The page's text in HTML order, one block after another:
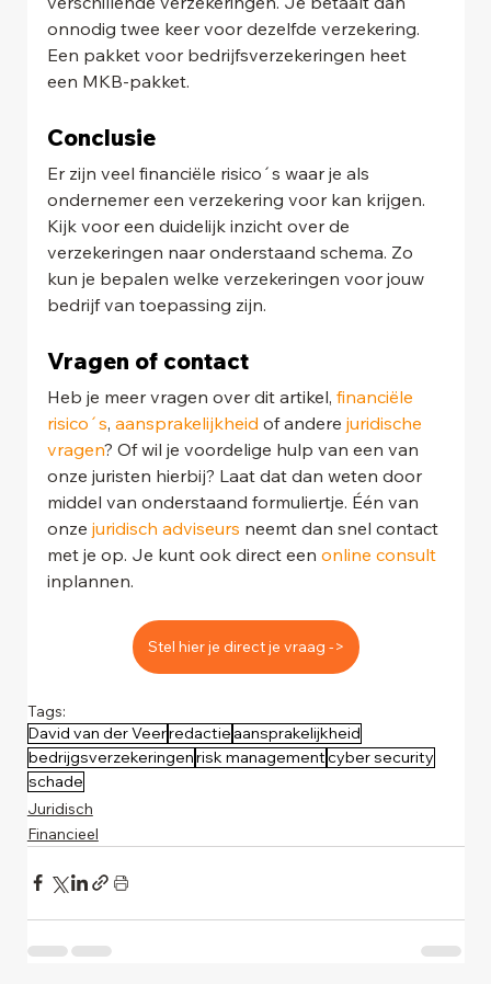
onnodig twee keer voor dezelfde verzekering.
Een pakket voor bedrijfsverzekeringen heet
een MKB-pakket.
Conclusie
Er zijn veel financiële risico´s waar je als
ondernemer een verzekering voor kan krijgen.
Kijk voor een duidelijk inzicht over de
verzekeringen naar onderstaand schema. Zo
kun je bepalen welke verzekeringen voor jouw
bedrijf van toepassing zijn.
Vragen of contact
Heb je meer vragen over dit artikel, financiële
risico´s, aansprakelijkheid of andere juridische
vragen? Of wil je voordelige hulp van een van
onze juristen hierbij? Laat dat dan weten door
middel van onderstaand formuliertje. Één van
onze juridisch adviseurs neemt dan snel contact
met je op. Je kunt ook direct een online consult
inplannen.
Stel hier je direct je vraag ->
Tags:
David van der Veerredactie aansprakelijkheid
bedrijgsverzekeringenrisk managementcyber security
schade
Juridisch
Financieel